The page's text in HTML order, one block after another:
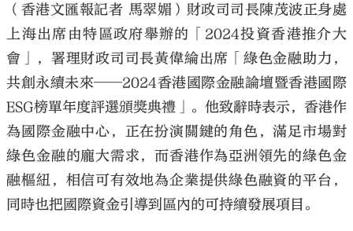
（香港文匯報記者 馬翠媚）財政司司長陳茂波正身處
上海出席由特區政府舉辦的「2024投資香港推介大
會」，署理財政司司長黃偉綸出席「綠色金融助力，
共創永續未來──2024香港國際金融論壇暨香港國際
ESG榜單年度評選頒獎典禮」。他致辭時表示，香港作
為國際金融中心，正在扮演關鍵的角色，滿足市場對
綠色金融的龐大需求，而香港作為亞洲領先的綠色金
融樞紐，相信可有效地為企業提供綠色融資的平台，
同時也把國際資金引導到區內的可持續發展項目。